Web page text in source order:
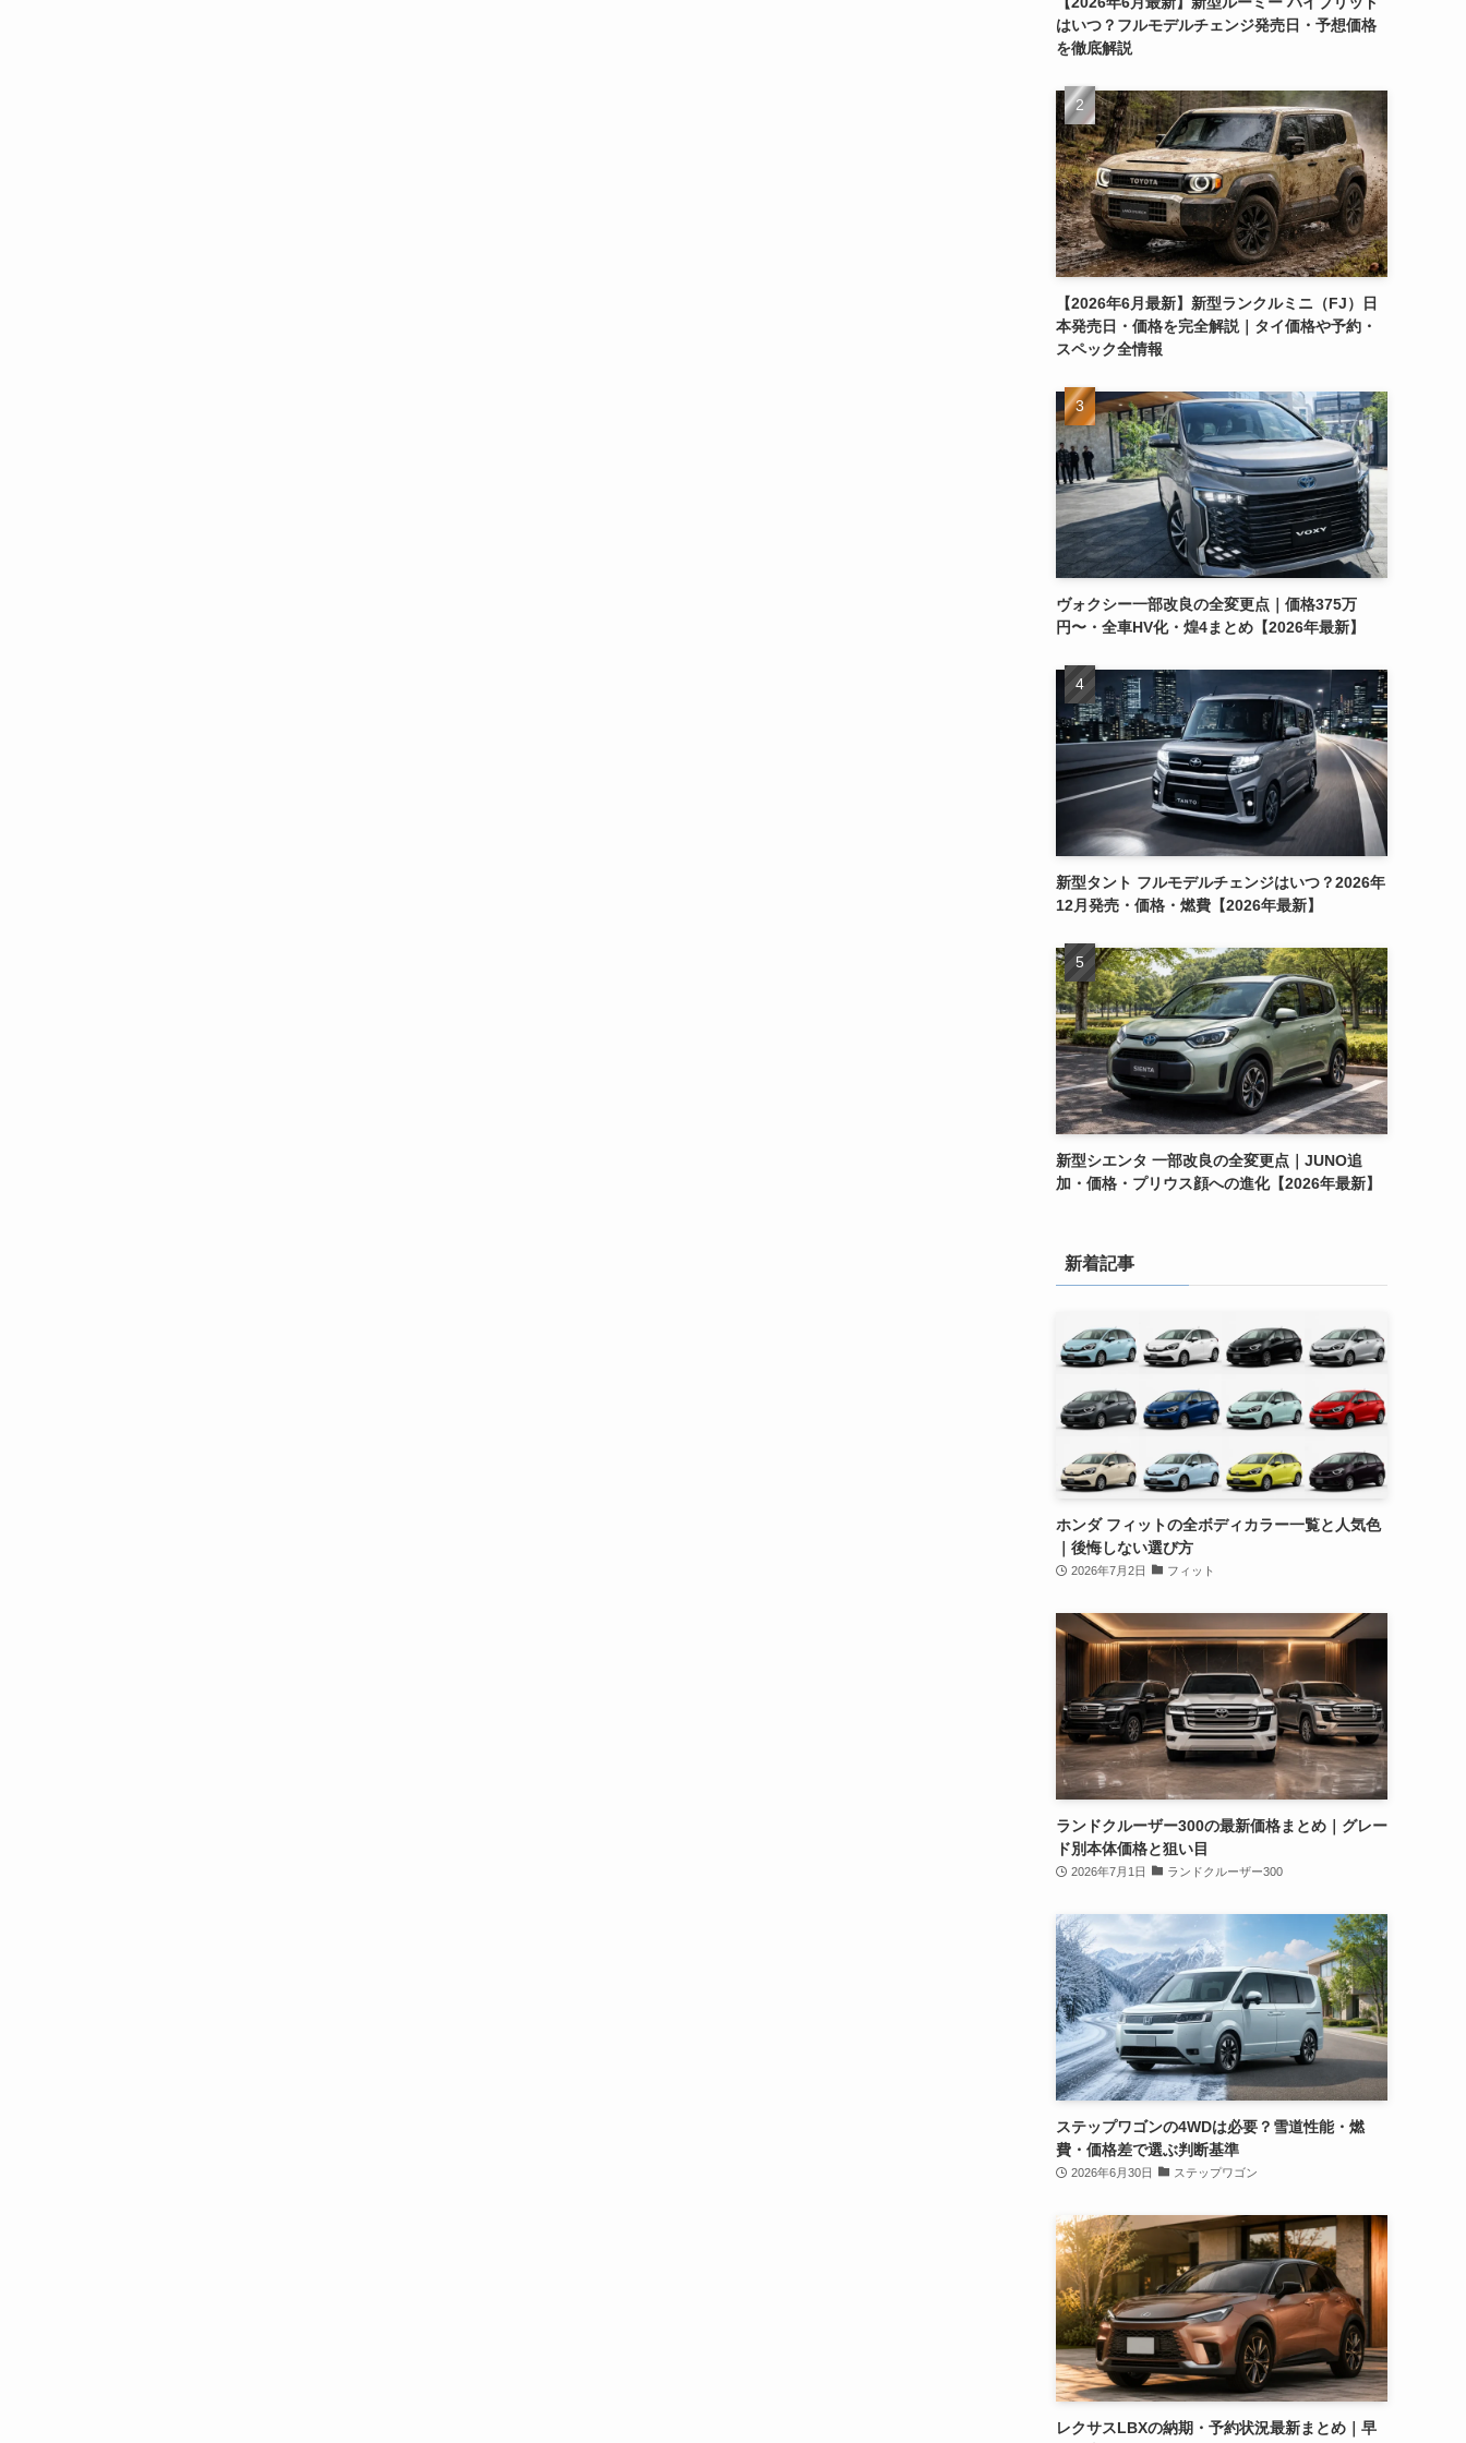
はいつ？フルモデルチェンジ発売日・予想価格
を徹底解説
【2026年6月最新】新型ランクルミニ（FJ）日
本発売日・価格を完全解説｜タイ価格や予約・
スペック全情報
ヴォクシー一部改良の全変更点｜価格375万
円〜・全車HV化・煌4まとめ【2026年最新】
新型タント フルモデルチェンジはいつ？2026年
12月発売・価格・燃費【2026年最新】
新型シエンタ 一部改良の全変更点｜JUNO追
加・価格・プリウス顔への進化【2026年最新】
新着記事
ホンダ フィットの全ボディカラー一覧と人気色
｜後悔しない選び方
2026年7月2日 フィット
ランドクルーザー300の最新価格まとめ｜グレー
ド別本体価格と狙い目
2026年7月1日 ランドクルーザー300
ステップワゴンの4WDは必要？雪道性能・燃
費・価格差で選ぶ判断基準
2026年6月30日 ステップワゴン
レクサスLBXの納期・予約状況最新まとめ｜早